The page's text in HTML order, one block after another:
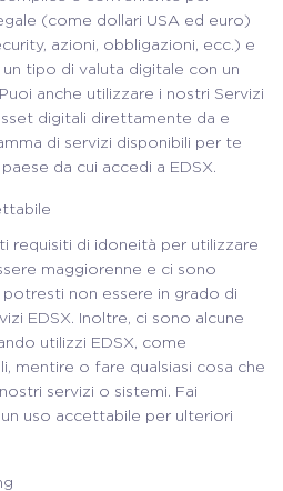
(come dollari USA ed euro)
azioni, obbligazioni, ecc.) e
tipo di valuta digitale con un
anche utilizzare i nostri Servizi
digitali direttamente da e
di servizi disponibili per te
da cui accedi a EDSX.
requisiti di idoneità per utilizzare
maggiorenne e ci sono
non essere in grado di
EDSX. Inoltre, ci sono alcune
utilizzi EDSX, come
mentire o fare qualsiasi cosa che
servizi o sistemi. Fai
uso accettabile per ulteriori